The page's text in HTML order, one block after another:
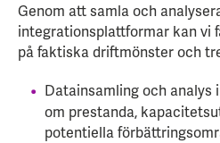
Genom att samla och
integrationsplattformar kan vi
på faktiska driftmönster och
Datainsamling och
om prestanda,
potentiella